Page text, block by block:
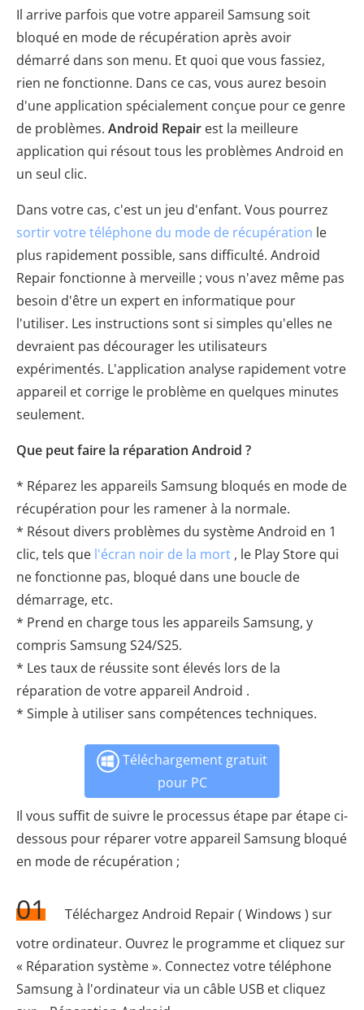
Il arrive parfois que votre appareil Samsung soit
bloqué en mode de récupération après avoir
démarré dans son menu. Et quoi que vous fassiez,
rien ne fonctionne. Dans ce cas, vous aurez besoin
d'une application spécialement conçue pour ce genre
de problèmes. Android Repair est la meilleure
application qui résout tous les problèmes Android en
un seul clic.
Dans votre cas, c'est un jeu d'enfant. Vous pourrez
sortir votre téléphone du mode de récupération le
plus rapidement possible, sans difficulté. Android
Repair fonctionne à merveille ; vous n'avez même pas
besoin d'être un expert en informatique pour
l'utiliser. Les instructions sont si simples qu'elles ne
devraient pas décourager les utilisateurs
expérimentés. L'application analyse rapidement votre
appareil et corrige le problème en quelques minutes
seulement.
Que peut faire la réparation Android ?
* Réparez les appareils Samsung bloqués en mode de
récupération pour les ramener à la normale.
* Résout divers problèmes du système Android en 1
clic, tels que l'écran noir de la mort , le Play Store qui
ne fonctionne pas, bloqué dans une boucle de
démarrage, etc.
* Prend en charge tous les appareils Samsung, y
compris Samsung S24/S25.
* Les taux de réussite sont élevés lors de la
réparation de votre appareil Android .
* Simple à utiliser sans compétences techniques.
Téléchargement gratuit
pour PC
Il vous suffit de suivre le processus étape par étape ci-
dessous pour réparer votre appareil Samsung bloqué
en mode de récupération ;
01
Téléchargez Android Repair ( Windows ) sur
votre ordinateur. Ouvrez le programme et cliquez sur
« Réparation système ». Connectez votre téléphone
Samsung à l'ordinateur via un câble USB et cliquez